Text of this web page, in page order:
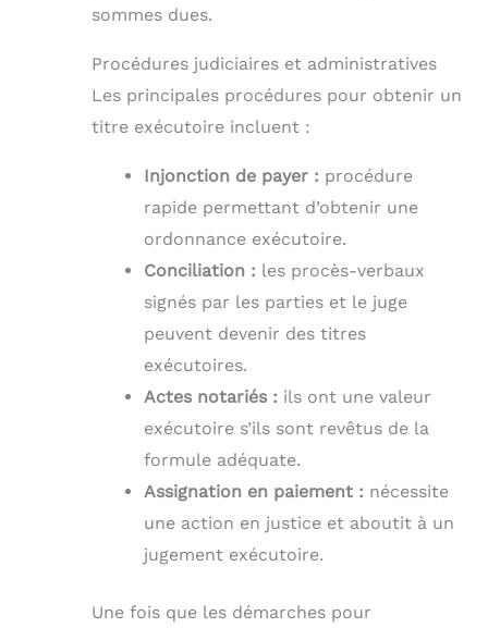
sommes dues.
Procédures judiciaires et administratives
Les principales procédures pour obtenir un
titre exécutoire incluent :
Injonction de payer : procédure
rapide permettant d’obtenir une
ordonnance exécutoire.
Conciliation : les procès-verbaux
signés par les parties et le juge
peuvent devenir des titres
exécutoires.
Actes notariés : ils ont une valeur
exécutoire s’ils sont revêtus de la
formule adéquate.
Assignation en paiement : nécessite
une action en justice et aboutit à un
jugement exécutoire.
Une fois que les démarches pour